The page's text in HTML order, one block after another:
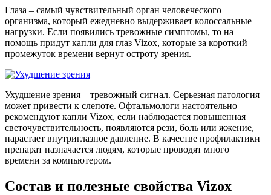
Глаза – самый чувствительный орган человеческого
организма, который ежедневно выдерживает колоссальные
нагрузки. Если появились тревожные симптомы, то на
помощь придут капли для глаз Vizox, которые за короткий
промежуток времени вернут остроту зрения.
Ухудшение зрения – тревожный сигнал. Серьезная патология
может привести к слепоте. Офтальмологи настоятельно
рекомендуют капли Vizox, если наблюдается повышенная
светочувствительность, появляются рези, боль или жжение,
нарастает внутриглазное давление. В качестве профилактики
препарат назначается людям, которые проводят много
времени за компьютером.
Состав и полезные свойства Vizox